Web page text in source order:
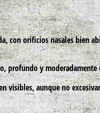
con orificios nasales bien
profundo y
visibles, aunque no